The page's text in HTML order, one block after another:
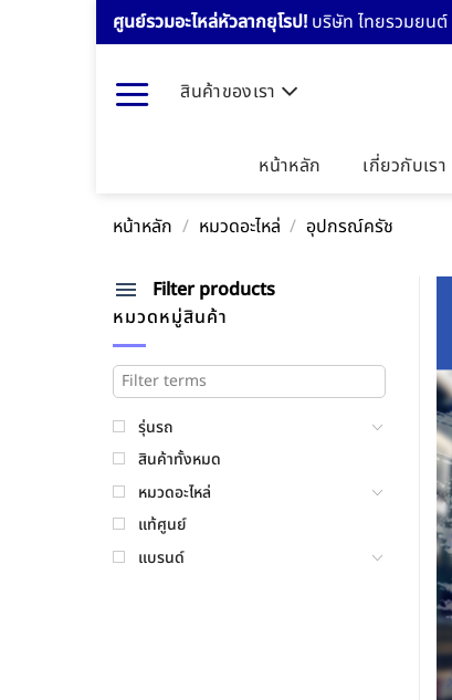
Skip
to
ศูนย์รวมอะไหล่หัวลากยุโรป! บริษัท ไทยรวมยนต์
สินค้าของเรา
หน้าหลัก เกี่ยวกับเรา
หน้าหลัก / หมวดอะไหล่ / อุปกรณ์ครัช
Filter products
หมวดหมู่สินค้า
รุ่นรถ
สินค้าทั้งหมด
หมวดอะไหล่
แท้ศูนย์
แบรนด์